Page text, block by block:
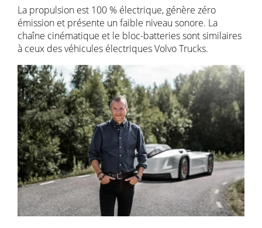
La propulsion est 100 % électrique, génère zéro
émission et présente un faible niveau sonore. La
chaîne cinématique et le bloc-batteries sont similaires
à ceux des véhicules électriques Volvo Trucks.